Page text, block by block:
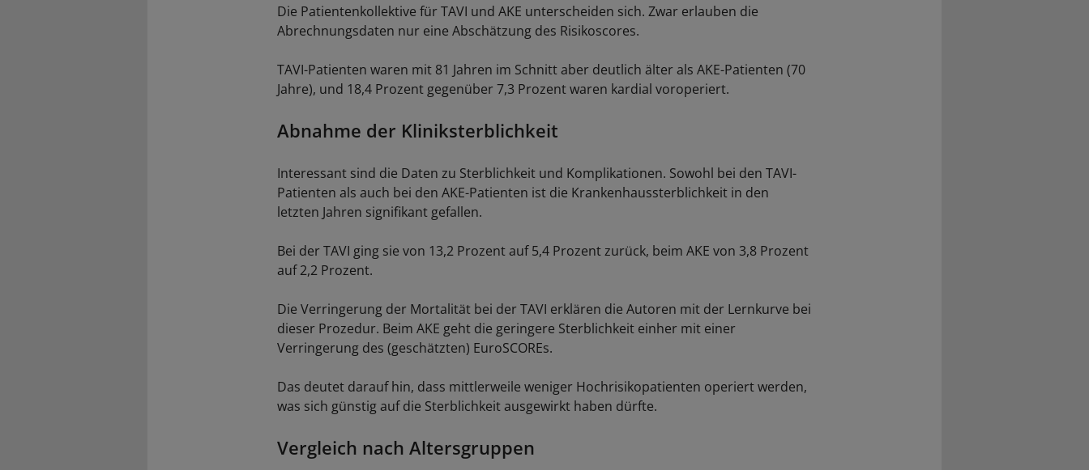
Die Patientenkollektive für TAVI und AKE unterscheiden sich. Zwar erlauben die
Abrechnungsdaten nur eine Abschätzung des Risikoscores.
TAVI-Patienten waren mit 81 Jahren im Schnitt aber deutlich älter als AKE-Patienten (70
Jahre), und 18,4 Prozent gegenüber 7,3 Prozent waren kardial voroperiert.
Abnahme der Kliniksterblichkeit
Interessant sind die Daten zu Sterblichkeit und Komplikationen. Sowohl bei den TAVI-
Patienten als auch bei den AKE-Patienten ist die Krankenhaussterblichkeit in den
letzten Jahren signifikant gefallen.
Bei der TAVI ging sie von 13,2 Prozent auf 5,4 Prozent zurück, beim AKE von 3,8 Prozent
auf 2,2 Prozent.
Die Verringerung der Mortalität bei der TAVI erklären die Autoren mit der Lernkurve bei
dieser Prozedur. Beim AKE geht die geringere Sterblichkeit einher mit einer
Verringerung des (geschätzten) EuroSCOREs.
Das deutet darauf hin, dass mittlerweile weniger Hochrisikopatienten operiert werden,
was sich günstig auf die Sterblichkeit ausgewirkt haben dürfte.
Vergleich nach Altersgruppen